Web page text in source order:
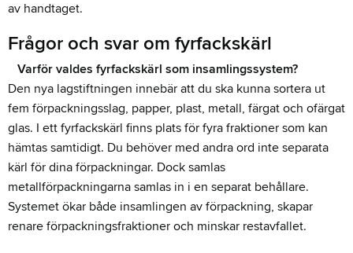
av handtaget.
Frågor och svar om fyrfackskärl
Varför valdes fyrfackskärl som insamlingssystem?
Den nya lagstiftningen innebär att du ska kunna sortera ut
fem förpackningsslag, papper, plast, metall, färgat och ofärgat
glas. I ett fyrfackskärl finns plats för fyra fraktioner som kan
hämtas samtidigt. Du behöver med andra ord inte separata
kärl för dina förpackningar. Dock samlas
metallförpackningarna samlas in i en separat behållare.
Systemet ökar både insamlingen av förpackning, skapar
renare förpackningsfraktioner och minskar restavfallet.